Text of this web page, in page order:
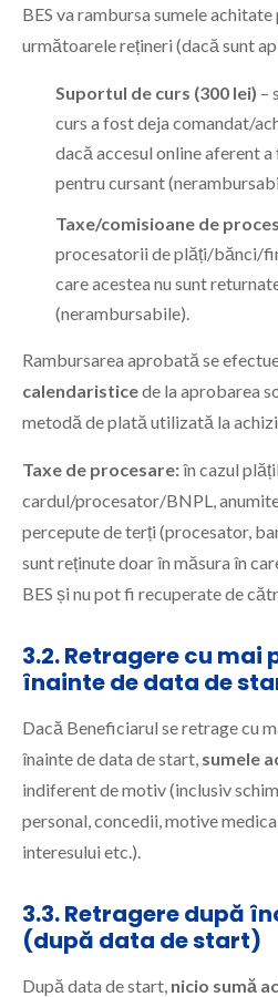
BES va rambursa sumele achitate
următoarele rețineri (dacă sunt
Suportul de curs (300 lei) –
curs a fost deja comandat/
dacă accesul online aferent
pentru cursant
Taxe/comisioane de
procesatorii de plăți/bănci/
care acestea nu sunt
(nerambursabile).
Rambursarea aprobată se
calendaristicede la aprobarea
metodă de plată utilizată la
Taxe de procesare:în cazul
cardul/procesator/BNPL,
percepute de terți (procesator,
sunt reținute doar în măsura în
BES și nu pot fi recuperate de
3.2. Retragere cu mai
înainte de data de
Dacă Beneficiarul se retrage cu
înainte de data de start, sumele
indiferent de motiv (inclusiv
personal, concedii, motive
interesului etc.).
3.3. Retragere după
(după data de start)
După data de start, nicio sumă